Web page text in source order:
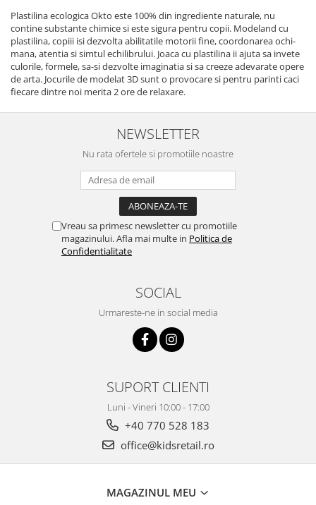
Plastilina ecologica Okto este 100% din ingrediente naturale, nu
contine substante chimice si este sigura pentru copii. Modeland cu
plastilina, copiii isi dezvolta abilitatile motorii fine, coordonarea ochi-
mana, atentia si simtul echilibrului. Joaca cu plastilina ii ajuta sa invete
culorile, formele, sa-si dezvolte imaginatia si sa creeze adevarate opere
de arta. Jocurile de modelat 3D sunt o provocare si pentru parinti caci
fiecare dintre noi merita 2 ore de relaxare.
NEWSLETTER
Nu rata ofertele si promotiile noastre
Vreau sa primesc newsletter cu promotiile
magazinului. Afla mai multe in Politica de
Confidentialitate
SOCIAL
Urmareste-ne in social media
SUPORT CLIENTI
Luni - Vineri 10:00 - 17:00
+40 770 528 183
office@kidsretail.ro
MAGAZINUL MEU